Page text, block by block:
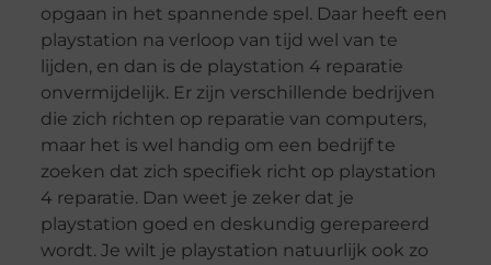
opgaan in het spannende spel. Daar heeft een
playstation na verloop van tijd wel van te
lijden, en dan is de playstation 4 reparatie
onvermijdelijk. Er zijn verschillende bedrijven
die zich richten op reparatie van computers,
maar het is wel handig om een bedrijf te
zoeken dat zich specifiek richt op playstation
4 reparatie. Dan weet je zeker dat je
playstation goed en deskundig gerepareerd
wordt. Je wilt je playstation natuurlijk ook zo